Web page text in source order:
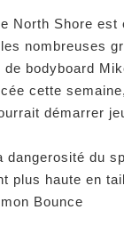
North Shore est
nombreuses
bodyboard
cette
démarrer
dangerosité du
plus haute en
Bounce